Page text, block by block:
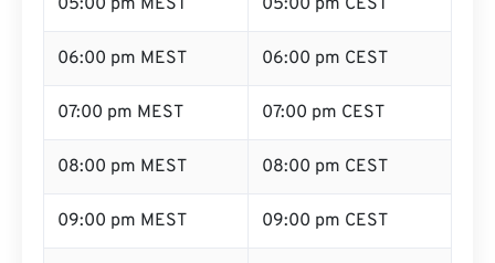
05:00 pm MEST 05:00 pm CEST
06:00 pm MEST 06:00 pm CEST
07:00 pm MEST 07:00 pm CEST
08:00 pm MEST 08:00 pm CEST
09:00 pm MEST 09:00 pm CEST